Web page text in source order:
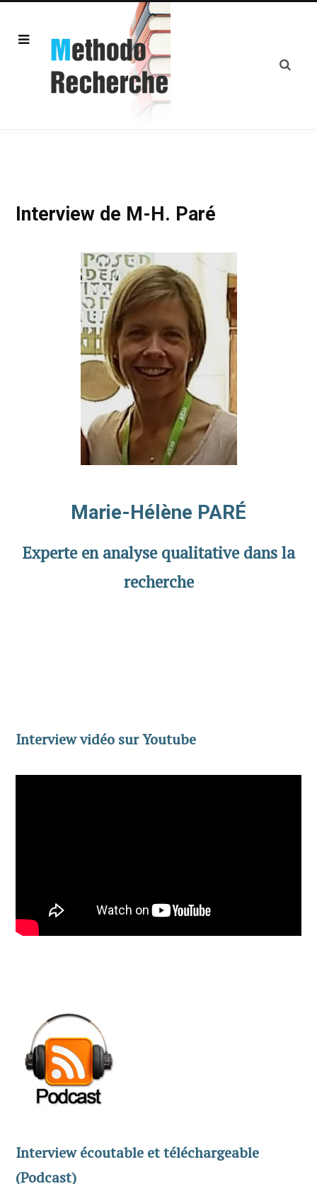
Interview de M-H. Paré
Marie-Hélène PARÉ
Experte en analyse qualitative dans la
recherche
Interview vidéo sur Youtube
Interview écoutable et téléchargeable
(Podcast)